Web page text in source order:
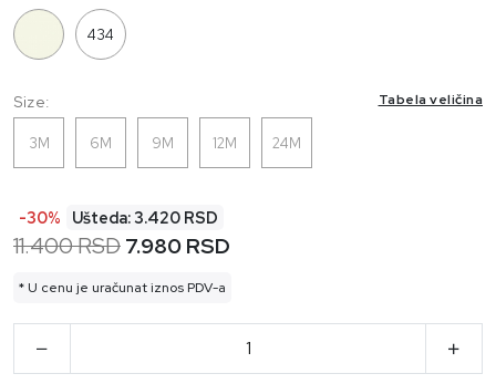
Size: Tabela veličina
3M 6M 9M 12M 24M
434
-30% Ušteda: 3.420 RSD
11.400 RSD7.980 RSD
* U cenu je uračunat iznos PDV-a